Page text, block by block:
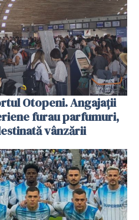
Otopeni. Angajații
furau parfumuri,
vânzării